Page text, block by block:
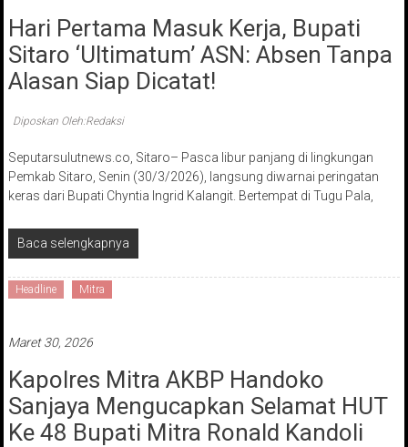
Hari Pertama Masuk Kerja, Bupati
Sitaro ‘Ultimatum’ ASN: Absen Tanpa
Alasan Siap Dicatat!
Diposkan Oleh:Redaksi
Seputarsulutnews.co, Sitaro– Pasca libur panjang di lingkungan
Pemkab Sitaro, Senin (30/3/2026), langsung diwarnai peringatan
keras dari Bupati Chyntia Ingrid Kalangit. Bertempat di Tugu Pala,
Baca selengkapnya
Headline Mitra
Maret 30, 2026
Kapolres Mitra AKBP Handoko
Sanjaya Mengucapkan Selamat HUT
Ke 48 Bupati Mitra Ronald Kandoli